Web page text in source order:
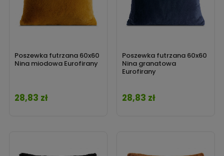
Poszewka futrzana 60x60
Nina miodowa Eurofirany
Cena
28,83 zł
Poszewka futrzana 60x60
Nina granatowa
Eurofirany
Cena
28,83 zł